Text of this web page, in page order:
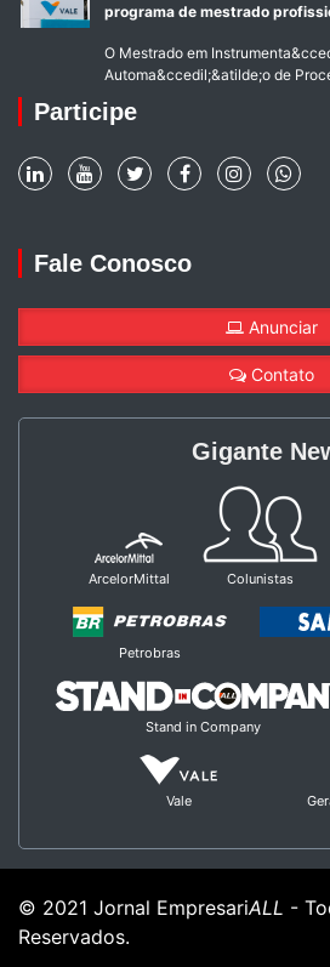
programa de mestrado
O Mestrado em
Automa&ccedil;&atilde;o de
Participe
Fale Conosco
Anunciar
Contato
Gigante
ArcelorMittal Colunistas
Petrobras
Stand in Company
Vale
© 2021 Jornal EmpresariALL -
Reservados.